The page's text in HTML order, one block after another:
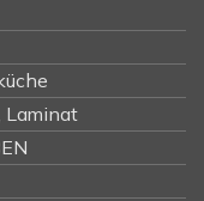
Laminat